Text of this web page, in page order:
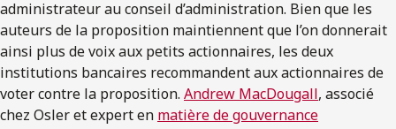
administrateur au conseil d’administration. Bien que les
auteurs de la proposition maintiennent que l’on donnerait
ainsi plus de voix aux petits actionnaires, les deux
institutions bancaires recommandent aux actionnaires de
voter contre la proposition. Andrew MacDougall, associé
chez Osler et expert en matière de gouvernance